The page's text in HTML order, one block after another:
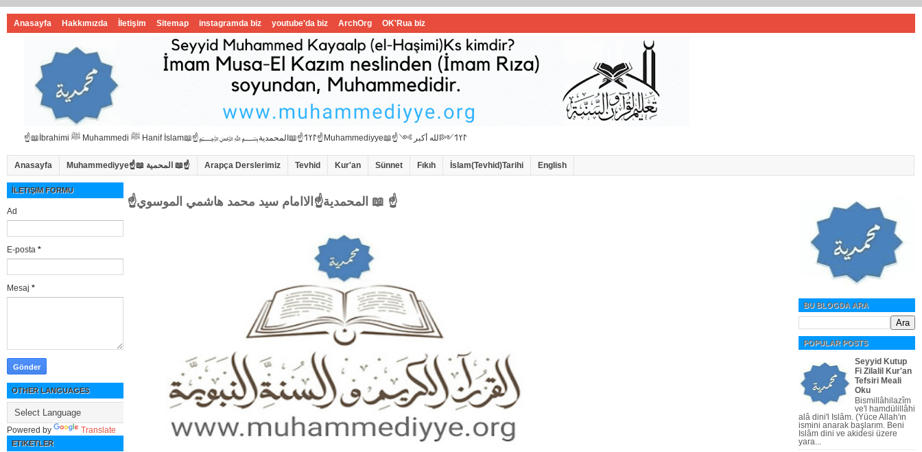
Anasayfa Hakkımızda İletişim Sitemap instagramda biz youtube'da biz ArchOrg OK'Rua biz
☝📖İbrahimi ﷺ Muhammedi ﷺ Hanif İslam📖☝﷽𐰃𐰠𐰯☝📖المحمدية☝Muhammediyye📖☝𐰃𐰠𐰯༺الله أكبر ༻
Anasayfa Muhammediyye☝📖 المحمية 📖☝ Arapça Derslerimiz Tevhid Kur'an Sünnet Fıkıh İslam(Tevhid)Tarihi English
☝المحمدية☝الاامام سيد محمد هاشمي الموسوي 📖 ☝
İLETIŞIM FORMU
Ad
E-posta *
Mesaj *
OTHER LANGUAGES
Powered by Translate
ETIKETLER
BU BLOGDA ARA
POPULAR POSTS
Seyyid Kutup
Fi Zilalil Kur'an
Tefsiri Meali
Oku
Bismillâhilazîm
ve'l hamdülillâhi
alâ dini'l Islâm. (Yüce Allah'ın
ismini anarak başlarım. Beni
Islâm dini ve akidesi üzere
yara...